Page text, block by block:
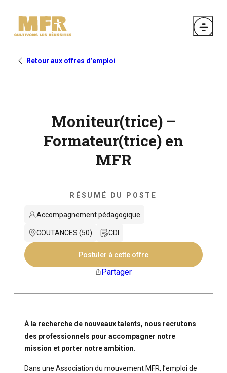
Retour aux offres d’emploi
Moniteur(trice) –
Formateur(trice) en
MFR
RÉSUMÉ DU POSTE
Accompagnement pédagogique
COUTANCES (50) CDI
Postuler à cette offre
Partager
À la recherche de nouveaux talents, nous recrutons
des professionnels pour accompagner notre
mission et porter notre ambition.
Dans une Association du mouvement MFR, l’emploi de